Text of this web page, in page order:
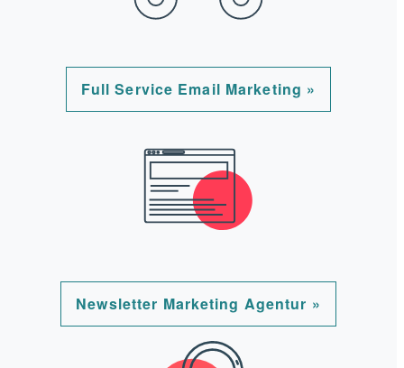
Full Service Email Marketing »
Newsletter Marketing Agentur »